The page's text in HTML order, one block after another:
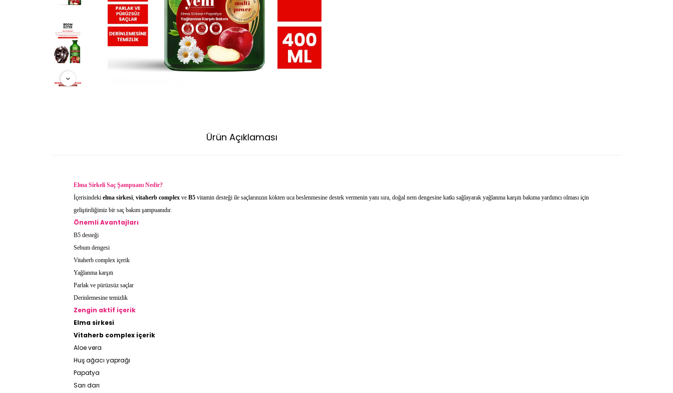
Ürün Açıklaması
Elma Sirkeli Saç Şampuanı Nedir?
İçerisindeki elma sirkesi, vitaherb complex ve B5 vitamin desteği ile saçlarınızın kökten uca beslenmesine destek vermenin yanı sıra, doğal nem dengesine katkı sağlayarak yağlanma karşıtı bakıma yardımcı olması için
geliştirdiğimiz bir saç bakım şampuanıdır.
Önemli Avantajları
B5 desteği
Sebum dengesi
Vitaherb complex içerik
Yağlanma karşıtı
Parlak ve pürüzsüz saçlar
Derinlemesine temizlik
Zengin aktif içerik
Elma sirkesi
Vitaherb complex içerik
Aloe vera
Huş ağacı yaprağı
Papatya
Sarı darı